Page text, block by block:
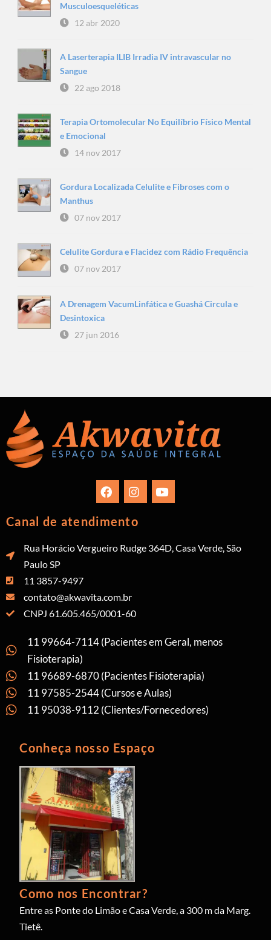
Musculoesqueléticas
12 abr 2020
A Laserterapia ILIB Irradia IV intravascular no
Sangue
22 ago 2018
Terapia Ortomolecular No Equilíbrio Físico Mental
e Emocional
14 nov 2017
Gordura Localizada Celulite e Fibroses com o
Manthus
07 nov 2017
Celulite Gordura e Flacidez com Rádio Frequência
07 nov 2017
A Drenagem VacumLinfática e Guashá Circula e
Desintoxica
27 jun 2016
Canal de atendimento
Rua Horácio Vergueiro Rudge 364D, Casa Verde, São
Paulo SP
11 3857-9497
contato@akwavita.com.br
CNPJ 61.605.465/0001-60
11 99664-7114 (Pacientes em Geral, menos
Fisioterapia)
11 96689-6870 (Pacientes Fisioterapia)
11 97585-2544 (Cursos e Aulas)
11 95038-9112 (Clientes/Fornecedores)
Conheça nosso Espaço
Como nos Encontrar?
Entre as Ponte do Limão e Casa Verde, a 300 m da Marg.
Tietê.